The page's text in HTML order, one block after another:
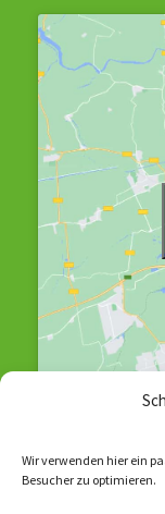
Wir verwenden hier ein
Besucher zu optimieren.